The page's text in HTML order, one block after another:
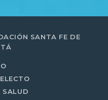
SANTA FE DE
SALUD